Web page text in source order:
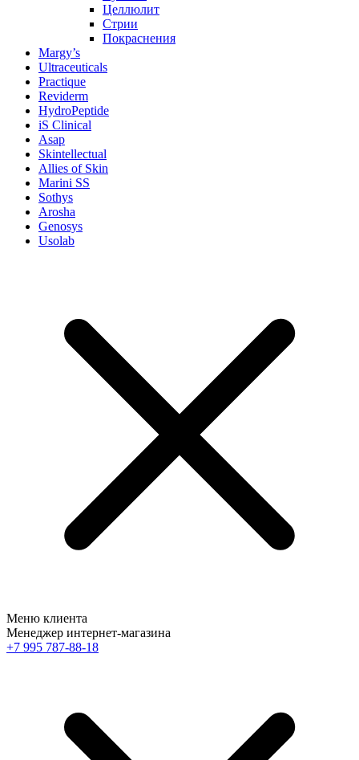
Целлюлит
Стрии
Покраснения
Margy’s
Ultraceuticals
Practique
Reviderm
HydroPeptide
iS Clinical
Asap
Skintellectual
Allies of Skin
Marini SS
Sothys
Arosha
Genosys
Usolab
Меню клиента
Менеджер интернет-магазина
+7 995 787-88-18